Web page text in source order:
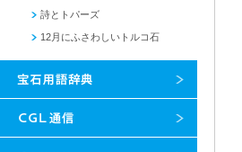
詩とトパーズ
12月にふさわしいトルコ石